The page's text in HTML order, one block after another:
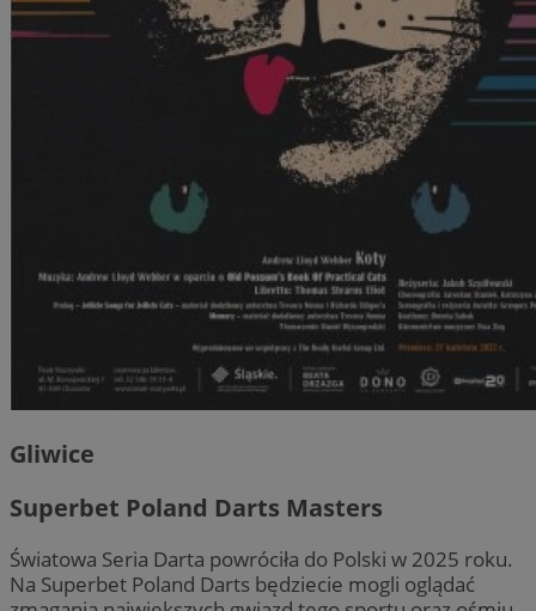
Gliwice
Superbet Poland Darts Masters
Światowa Seria Darta powróciła do Polski w 2025 roku.
Na Superbet Poland Darts będziecie mogli oglądać